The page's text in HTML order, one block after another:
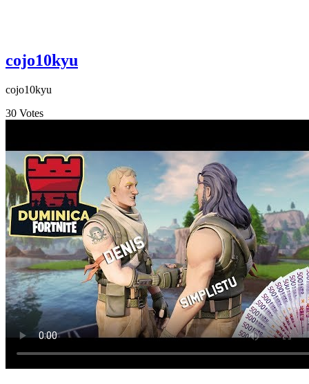
cojo10kyu
cojo10kyu
30 Votes